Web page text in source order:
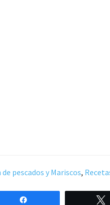
de pescados y Mariscos,